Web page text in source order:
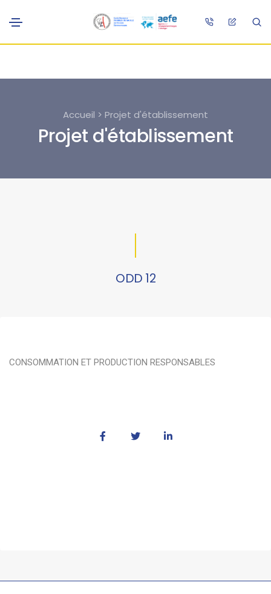
Accueil > Projet d'établissement
Projet d'établissement
ODD 12
CONSOMMATION ET PRODUCTION RESPONSABLES